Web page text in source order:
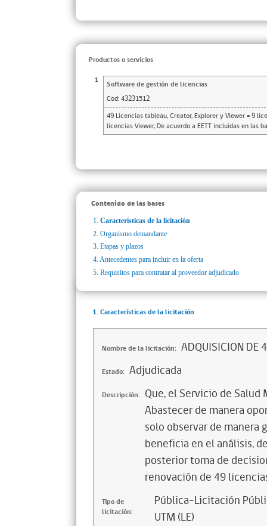
Productos o servicios
1
Software de gestión de licencias
Cod: 43231512
49 Licencias tableau, Creator, Explorer y Viewer = 9
licencias Viewer, De acuerdo a EETT incluidas en las
Contenido de las bases
1. Características de la licitación
2. Organismo demandante
3. Etapas y plazos
4. Antecedentes para incluir en la oferta
5. Requisitos para contratar al proveedor adjudicado
1. Características de la licitación
Nombre de la licitación: ADQUISICION DE
Estado: Adjudicada
Descripción: Que, el Servicio de
Abastecer de manera
solo observar de manera
beneficia en el análisis,
posterior toma de
renovación de 49
Tipo de
licitación:
Pública-Licitación
UTM (LE)